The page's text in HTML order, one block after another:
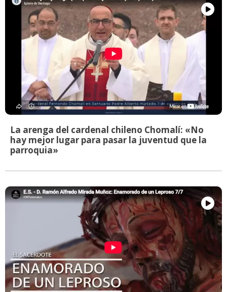
La arenga del cardenal chileno Chomalí: «No
hay mejor lugar para pasar la juventud que la
parroquia»